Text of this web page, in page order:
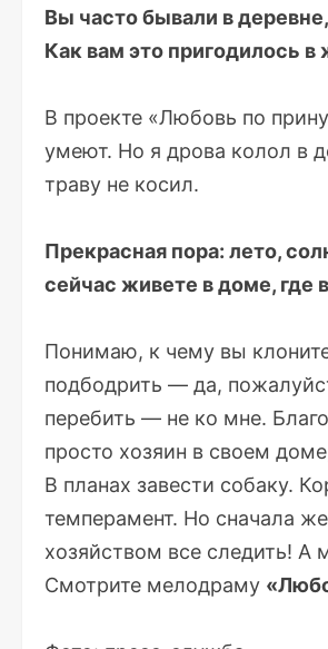
Вы часто бывали в
Как вам это пригодилось в
В проекте «Любовь по
умеют. Но я дрова колол в
траву не косил.
Прекрасная пора: лето,
сейчас живете в доме, где
Понимаю, к чему вы
подбодрить — да,
перебить — не ко мне.
просто хозяин в своем
В планах завести собаку.
темперамент. Но сначала
хозяйством все следить! А
Смотрите мелодраму